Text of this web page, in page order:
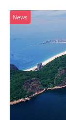
News